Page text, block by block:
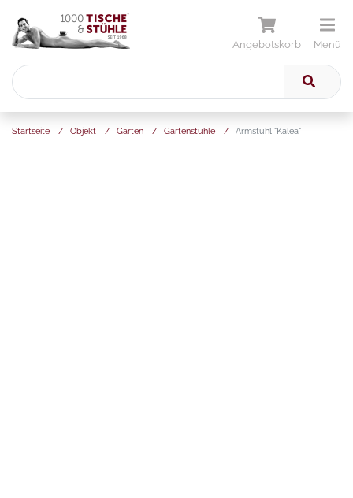
Angebotskorb Menü
Startseite / Objekt / Garten / Gartenstühle / Armstuhl "Kalea"